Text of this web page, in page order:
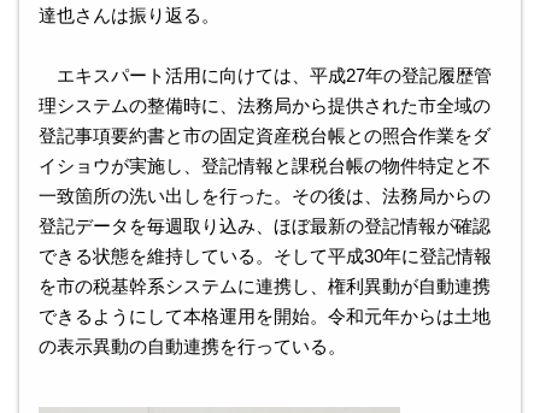
達也さんは振り返る。
エキスパート活用に向けては、平成27年の登記履歴管
理システムの整備時に、法務局から提供された市全域の
登記事項要約書と市の固定資産税台帳との照合作業をダ
イショウが実施し、登記情報と課税台帳の物件特定と不
一致箇所の洗い出しを行った。その後は、法務局からの
登記データを毎週取り込み、ほぼ最新の登記情報が確認
できる状態を維持している。そして平成30年に登記情報
を市の税基幹系システムに連携し、権利異動が自動連携
できるようにして本格運用を開始。令和元年からは土地
の表示異動の自動連携を行っている。